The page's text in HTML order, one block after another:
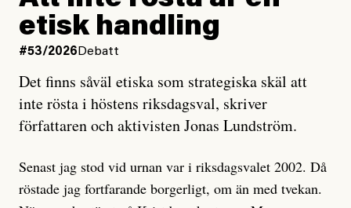
och då ska en efterforska diskret, just för att inte skapa
oro inom rörelsen.
Artikeln undersöker inte, som ETC påstår, ”vad som
är sant, vad som är rykten”, utan den bidrar bara till
ännu mer ryktesspridning. Det finns inte ett enda bevis
misstänkta personen är en infiltratör. Det som läsaren
får veta är att personen har ändrat sina politiska åsikter
etisk handling
#53/2026 Debatt
Det finns såväl etiska som strategiska skäl att
inte rösta i höstens riksdagsval, skriver
författaren och aktivisten Jonas Lundström.
Senast jag stod vid urnan var i riksdagsvalet 2002. Då
röstade jag fortfarande borgerligt, om än med tvekan.